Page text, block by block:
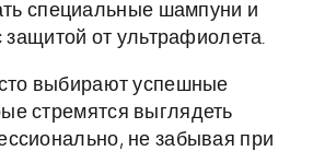
специальные шампуни и
от ультрафиолета.
выбирают успешные
стремятся выглядеть
не забывая при